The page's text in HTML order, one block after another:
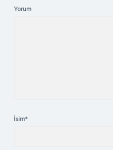
Yorum
İsim*